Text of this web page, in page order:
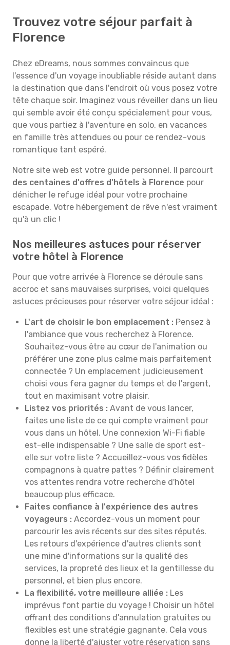
Trouvez votre séjour parfait à
Florence
Chez eDreams, nous sommes convaincus que
l'essence d'un voyage inoubliable réside autant dans
la destination que dans l'endroit où vous posez votre
tête chaque soir. Imaginez vous réveiller dans un lieu
qui semble avoir été conçu spécialement pour vous,
que vous partiez à l'aventure en solo, en vacances
en famille très attendues ou pour ce rendez-vous
romantique tant espéré.
Notre site web est votre guide personnel. Il parcourt
des centaines d'offres d'hôtels à Florence pour
dénicher le refuge idéal pour votre prochaine
escapade. Votre hébergement de rêve n'est vraiment
qu'à un clic !
Nos meilleures astuces pour réserver
votre hôtel à Florence
Pour que votre arrivée à Florence se déroule sans
accroc et sans mauvaises surprises, voici quelques
astuces précieuses pour réserver votre séjour idéal :
L'art de choisir le bon emplacement : Pensez à
l'ambiance que vous recherchez à Florence.
Souhaitez-vous être au cœur de l'animation ou
préférer une zone plus calme mais parfaitement
connectée ? Un emplacement judicieusement
choisi vous fera gagner du temps et de l'argent,
tout en maximisant votre plaisir.
Listez vos priorités : Avant de vous lancer,
faites une liste de ce qui compte vraiment pour
vous dans un hôtel. Une connexion Wi-Fi fiable
est-elle indispensable ? Une salle de sport est-
elle sur votre liste ? Accueillez-vous vos fidèles
compagnons à quatre pattes ? Définir clairement
vos attentes rendra votre recherche d'hôtel
beaucoup plus efficace.
Faites confiance à l'expérience des autres
voyageurs : Accordez-vous un moment pour
parcourir les avis récents sur des sites réputés.
Les retours d'expérience d'autres clients sont
une mine d'informations sur la qualité des
services, la propreté des lieux et la gentillesse du
personnel, et bien plus encore.
La flexibilité, votre meilleure alliée : Les
imprévus font partie du voyage ! Choisir un hôtel
offrant des conditions d'annulation gratuites ou
flexibles est une stratégie gagnante. Cela vous
donne la liberté d'ajuster votre réservation sans